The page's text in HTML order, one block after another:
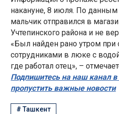
накануне, 8 июля. По данным
мальчик отправился в
Учтепинского района и не
«Был найден рано утром
сотрудниками в люке с
где работал отец», –
Подпишитесь на наш канал
пропустить важные новости
#Ташкент